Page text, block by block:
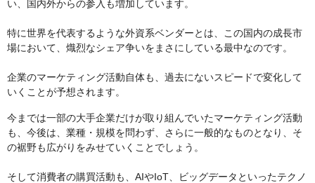
い、国内外からの参入も増加しています。
特に世界を代表するような外資系ベンダーとは、この国内の成長市
場において、熾烈なシェア争いをまさにしている最中なのです。
企業のマーケティング活動自体も、過去にないスピードで変化して
いくことが予想されます。
今までは一部の大手企業だけが取り組んでいたマーケティング活動
も、今後は、業種・規模を問わず、さらに一般的なものとなり、そ
の裾野も広がりをみせていくことでしょう。
そして消費者の購買活動も、AIやIoT、ビッグデータといったテクノ